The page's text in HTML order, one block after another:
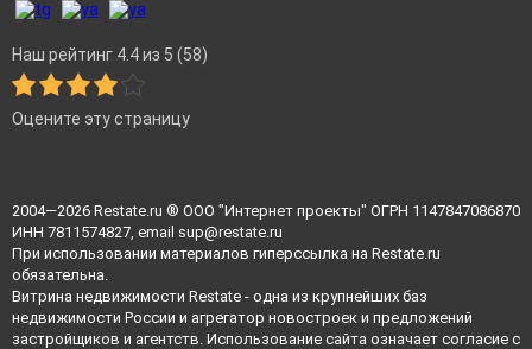
Наш рейтинг 4.4 из 5 (58)
Оцените эту страницу
2004—2026 Restate.ru ® ООО "Интернет проекты" ОГРН 1147847086870
ИНН 7811574827, email sup@restate.ru
При использовании материалов гиперссылка на Restate.ru
обязательна.
Витрина недвижимости Restate - одна из крупнейших баз
недвижимости России и агрегатор новостроек и предложений
застройщиков и агентств. Использование сайта означает согласие с